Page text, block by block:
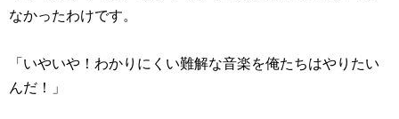
なかったわけです。
「いやいや！わかりにくい難解な音楽を俺たちはやりたい
んだ！」